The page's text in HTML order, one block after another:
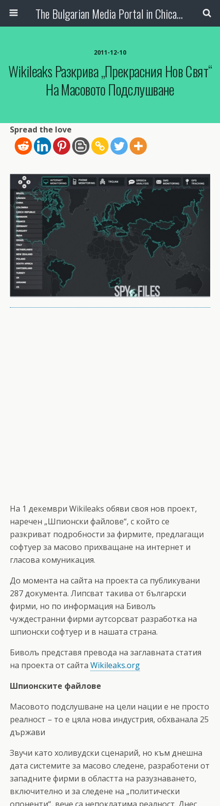
The Bulgarian Media Portal in Chicago
2011-12-10
Wikileaks Разкрива „прекрасния Нов Свят“
На Масовото Подслушване
Spread the love
На 1 декември Wikileaks обяви своя нов проект,
наречен „Шпионски файлове“, с който се
разкриват подробности за фирмите, предлагащи
софтуер за масово прихващане на интернет и
гласова комуникация.
До момента на сайта на проекта са публикувани
287 документа. Липсват такива от български
фирми, но по информация на Биволъ
чуждестранни фирми аутсорсват разработка на
шпионски софтуер и в нашата страна.
Биволъ представя превода на заглавната статия
на проекта от сайта Wikileaks.org
Шпионските файлове
Масовото подслушване на цели нации е не просто
реалност – то е цяла нова индустрия, обхванала 25
държави
Звучи като холивудски сценарий, но към днешна
дата системите за масово следене, разработени от
западните фирми в областта на разузнаването,
включително и за следене на „политически